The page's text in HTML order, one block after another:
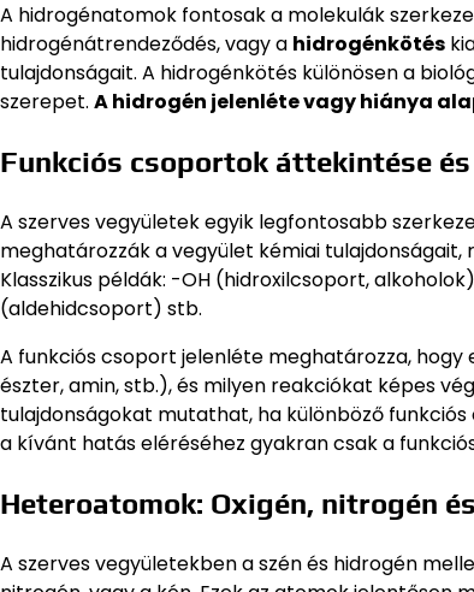
A hidrogénatomok fontosak a molekulák
hidrogénátrendeződés, vagy a hidrogénkötés
tulajdonságait. A hidrogénkötés különösen a
szerepet. A hidrogén jelenléte vagy hiánya
Funkciós csoportok áttekintése
A szerves vegyületek egyik legfontosabb
meghatározzák a vegyület kémiai
Klasszikus példák: -OH (hidroxilcsoport,
(aldehidcsoport) stb.
A funkciós csoport jelenléte meghatározza, hogy
észter, amin, stb.), és milyen reakciókat képes
tulajdonságokat mutathat, ha különböző
a kívánt hatás eléréséhez gyakran csak a
Heteroatomok: Oxigén, nitrogén
A szerves vegyületekben a szén és hidrogén